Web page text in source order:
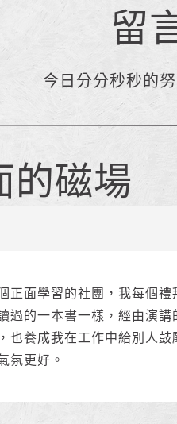
留
今日分分秒秒的
的磁場
正面學習的社團，我每個
過的一本書一樣，經由演
也養成我在工作中給別人
氛更好。